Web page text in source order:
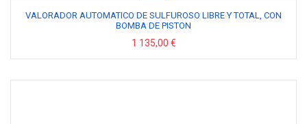
VALORADOR AUTOMATICO DE SULFUROSO LIBRE Y TOTAL, CON
BOMBA DE PISTON
1 135,00 €